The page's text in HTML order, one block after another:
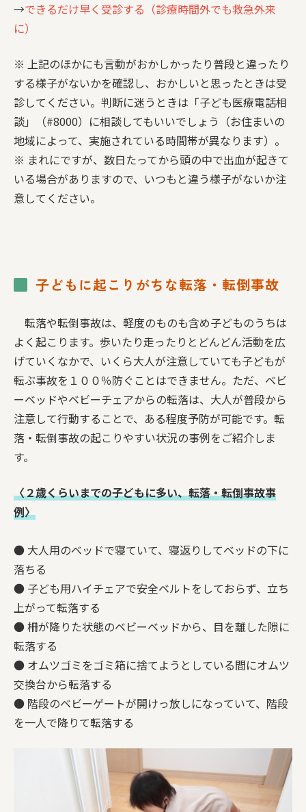
→できるだけ早く受診する（診療時間外でも救急外来
に）
※ 上記のほかにも言動がおかしかったり普段と違ったり
する様子がないかを確認し、おかしいと思ったときは受
診してください。判断に迷うときは「子ども医療電話相
談」（#8000）に相談してもいいでしょう（お住まいの
地域によって、実施されている時間帯が異なります）。
※ まれにですが、数日たってから頭の中で出血が起きて
いる場合がありますので、いつもと違う様子がないか注
意してください。
子どもに起こりがちな転落・転倒事故
転落や転倒事故は、軽度のものも含め子どものうちは
よく起こります。歩いたり走ったりとどんどん活動を広
げていくなかで、いくら大人が注意していても子どもが
転ぶ事故を１００％防ぐことはできません。ただ、ベビ
ーベッドやベビーチェアからの転落は、大人が普段から
注意して行動することで、ある程度予防が可能です。転
落・転倒事故の起こりやすい状況の事例をご紹介しま
す。
〈２歳くらいまでの子どもに多い、転落・転倒事故事
例〉
● 大人用のベッドで寝ていて、寝返りしてベッドの下に
落ちる
● 子ども用ハイチェアで安全ベルトをしておらず、立ち
上がって転落する
● 柵が降りた状態のベビーベッドから、目を離した隙に
転落する
● オムツゴミをゴミ箱に捨てようとしている間にオムツ
交換台から転落する
● 階段のベビーゲートが開けっ放しになっていて、階段
を一人で降りて転落する